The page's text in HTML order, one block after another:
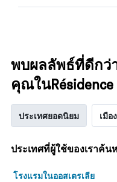
พบผลลัพธ์ที่ดีกว่
คุณในRésidence
ประเทศยอดนิยม เมือ
ประเทศที่ผู้ใช้ของเราค้น
โรงแรมในออสเตรเลีย